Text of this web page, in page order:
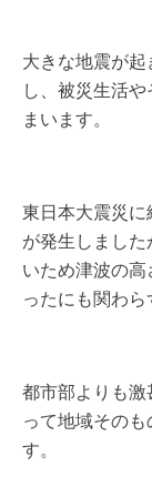
大きな地震が
し、被災生活
まいます。
東日本大震災
が発生しまし
いため津波の
ったにも関わら
都市部よりも
って地域その
す。